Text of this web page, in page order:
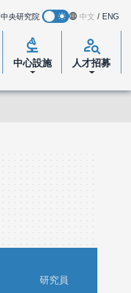
中央研究院 中文 / ENG
biotech
中心設施
person_search
人才招募
研究員